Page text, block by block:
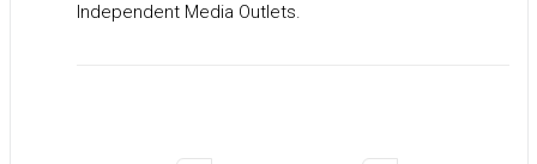
Independent Media Outlets.